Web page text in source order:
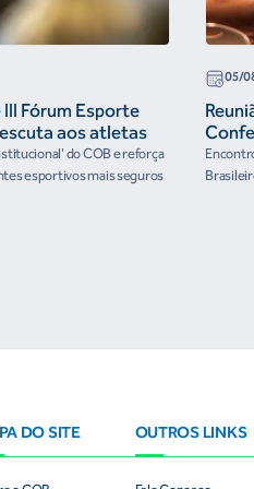
Fórum Esporte
aos atletas
do COB e reforça
esportivos mais seguros
05/
the
DO SITE OUTROS LINKS